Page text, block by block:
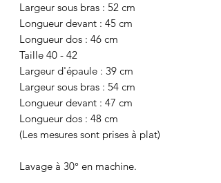
Largeur sous bras : 52 cm
Longueur devant : 45 cm
Longueur dos : 46 cm
Taille 40 - 42
Largeur d'épaule : 39 cm
Largeur sous bras : 54 cm
Longueur devant : 47 cm
Longueur dos : 48 cm
(Les mesures sont prises à plat)
Lavage à 30° en machine.